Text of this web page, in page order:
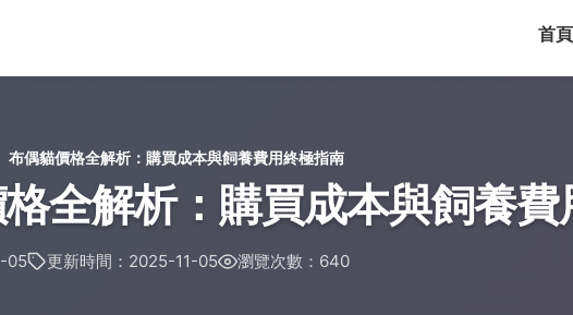
首頁
布偶貓價格全解析：購買成本與飼養費用終極指南
全解析：購買成本與飼養
05 更新時間：2025-11-05 瀏覽次數：640